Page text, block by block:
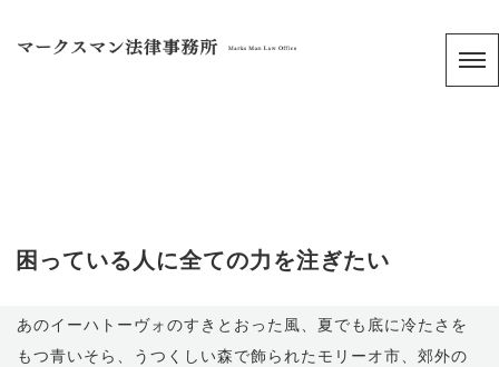
困っている人に全ての力を注ぎたい
あのイーハトーヴォのすきとおった風、夏でも底に冷たさを
もつ青いそら、うつくしい森で飾られたモリーオ市、郊外の